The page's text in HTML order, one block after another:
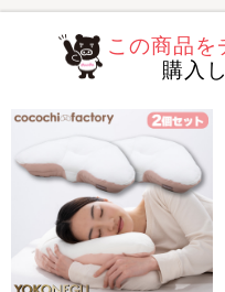
この商品を
購入